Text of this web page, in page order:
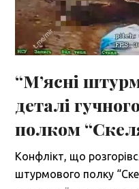
“М’ясні
деталі
полком
Конфлікт, що
штурмового полку